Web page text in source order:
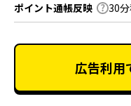
ポイント通帳反映 30
広告利用